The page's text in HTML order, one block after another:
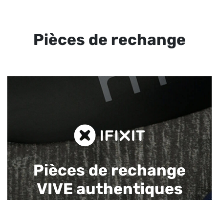
Pièces de rechange
Pièces de rechange
VIVE authentiques​